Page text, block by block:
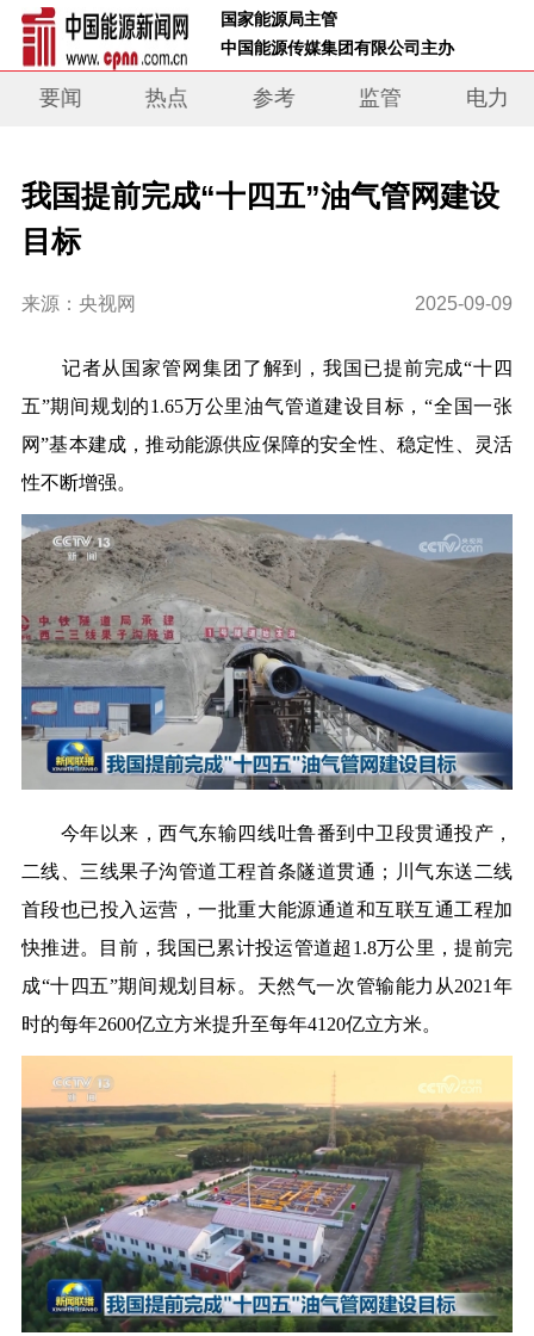
国家能源局主管
中国能源传媒集团有限公司主办
要闻 热点 参考 监管 电力
我国提前完成“十四五”油气管网建设
目标
来源：央视网 2025-09-09
记者从国家管网集团了解到，我国已提前完成“十四
五”期间规划的1.65万公里油气管道建设目标，“全国一张
网”基本建成，推动能源供应保障的安全性、稳定性、灵活
性不断增强。
今年以来，西气东输四线吐鲁番到中卫段贯通投产，
二线、三线果子沟管道工程首条隧道贯通；川气东送二线
首段也已投入运营，一批重大能源通道和互联互通工程加
快推进。目前，我国已累计投运管道超1.8万公里，提前完
成“十四五”期间规划目标。天然气一次管输能力从2021年
时的每年2600亿立方米提升至每年4120亿立方米。